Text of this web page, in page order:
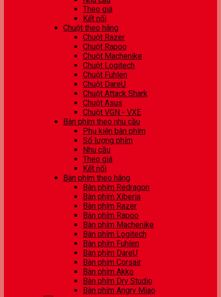
Theo giá
Kết nối
Chuột theo hãng
Chuột Razer
Chuột Rapoo
Chuột Machenike
Chuột Logitech
Chuột Fuhlen
Chuột DareU
Chuột Attack Shark
Chuột Asus
Chuột VGN - VXE
Bàn phím theo nhu cầu
Phụ kiện bàn phím
Số lượng phím
Nhu cầu
Theo giá
Kết nối
Bàn phím theo hãng
Bàn phím Redragon
Bàn phím Xiberia
Bàn phím Razer
Bàn phím Rapoo
Bàn phím Machenike
Bàn phím Logitech
Bàn phím Fuhlen
Bàn phím DareU
Bàn phím Corsair
Bàn phím Akko
Bàn phím Dry Studio
Bàn phím Angry Miao